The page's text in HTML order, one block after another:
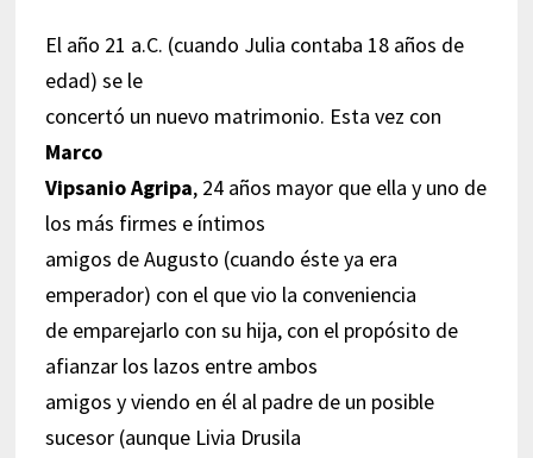
El año 21 a.C. (cuando Julia contaba 18 años de
edad) se le
concertó un nuevo matrimonio. Esta vez con
Marco
Vipsanio Agripa, 24 años mayor que ella y uno de
los más firmes e íntimos
amigos de Augusto (cuando éste ya era
emperador) con el que vio la conveniencia
de emparejarlo con su hija, con el propósito de
afianzar los lazos entre ambos
amigos y viendo en él al padre de un posible
sucesor (aunque Livia Drusila